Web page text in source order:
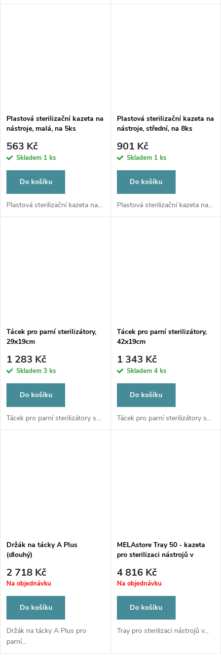
Plastová sterilizační kazeta na
nástroje, malá, na 5ks
563 Kč
Skladem 1 ks
Do košíku
Plastová sterilizační kazeta na...
Plastová sterilizační kazeta na
nástroje, střední, na 8ks
901 Kč
Skladem 1 ks
Do košíku
Plastová sterilizační kazeta na...
Tácek pro parní sterilizátory,
29x19cm
1 283 Kč
Skladem 3 ks
Do košíku
Tácek pro parní sterilizátory s...
Tácek pro parní sterilizátory,
42x19cm
1 343 Kč
Skladem 4 ks
Do košíku
Tácek pro parní sterilizátory s...
Držák na tácky A Plus
(dlouhý)
2 718 Kč
Na objednávku
Do košíku
Držák na tácky A Plus pro
parní...
MELAstore Tray 50 - kazeta
pro sterilizaci nástrojů v
4 816 Kč
Na objednávku
Do košíku
Tray pro sterilizaci nástrojů v...